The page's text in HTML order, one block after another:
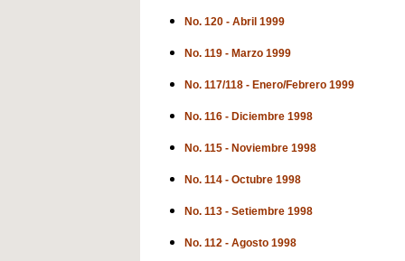
No. 120 - Abril 1999
No. 119 - Marzo 1999
No. 117/118 - Enero/Febrero 1999
No. 116 - Diciembre 1998
No. 115 - Noviembre 1998
No. 114 - Octubre 1998
No. 113 - Setiembre 1998
No. 112 - Agosto 1998